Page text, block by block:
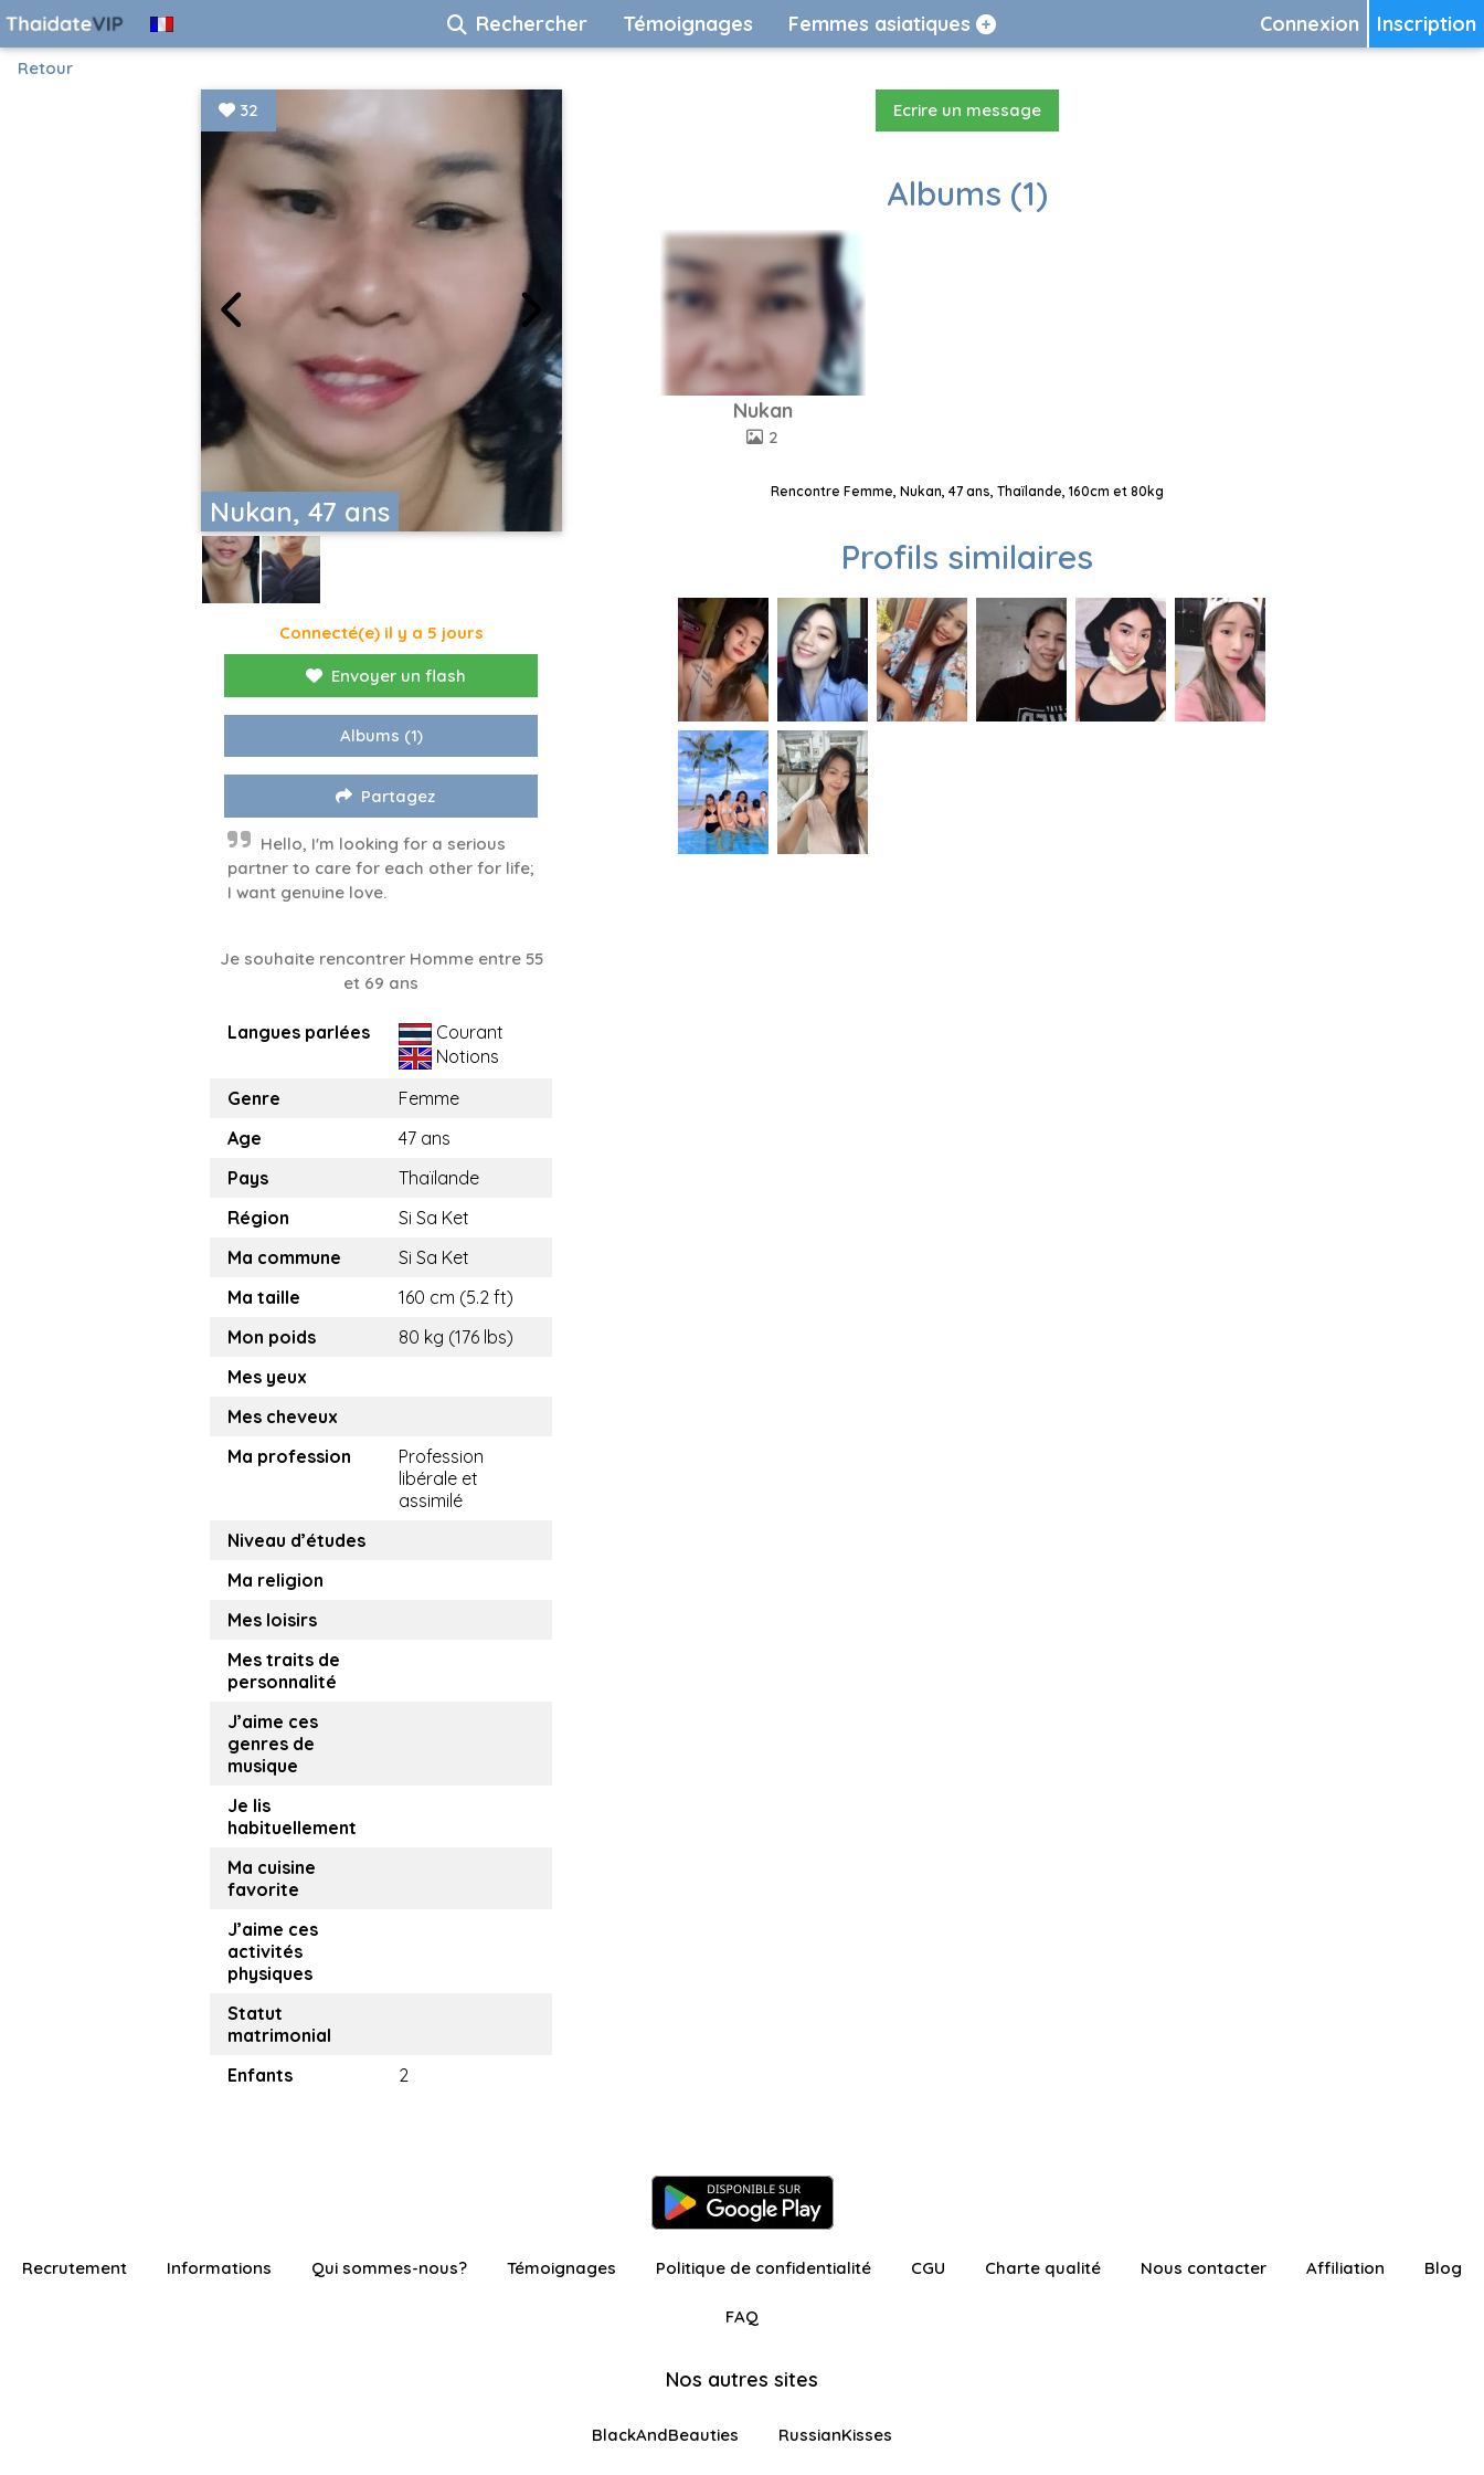
Inscription
Connexion
Rechercher Témoignages Femmes asiatiques
Retour
Nukan, 47 ans
32
Connecté(e) il y a 5 jours
Envoyer un flash
Albums (1)
Partagez
Hello, I'm looking for a serious
partner to care for each other for life;
I want genuine love.
Je souhaite rencontrer Homme entre 55
et 69 ans
Langues parlées
Courant
Notions
Genre
Femme
Age
47 ans
Pays
Thaïlande
Région
Si Sa Ket
Ma commune
Si Sa Ket
Ma taille
160 cm (5.2 ft)
Mon poids
80 kg (176 lbs)
Mes yeux
Mes cheveux
Ma profession
Profession
libérale et
assimilé
Niveau d’études
Ma religion
Mes loisirs
Mes traits de
personnalité
J’aime ces
genres de
musique
Je lis
habituellement
Ma cuisine
favorite
J’aime ces
activités
physiques
Statut
matrimonial
Enfants
2
Ecrire un message
Albums (1)
Nukan
2
Rencontre Femme, Nukan, 47 ans, Thaïlande, 160cm et 80kg
Profils similaires
Recrutement Informations Qui sommes-nous? Témoignages Politique de confidentialité CGU Charte qualité Nous contacter Affiliation Blog
FAQ
Nos autres sites
BlackAndBeauties RussianKisses